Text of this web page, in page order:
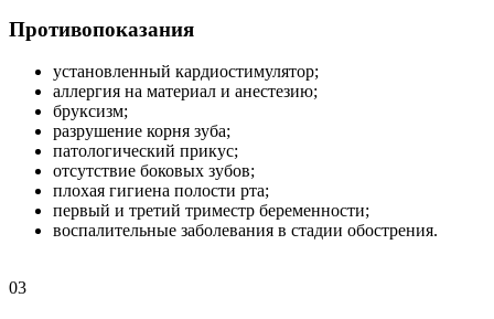
Противопоказания
установленный кардиостимулятор;
аллергия на материал и анестезию;
бруксизм;
разрушение корня зуба;
патологический прикус;
отсутствие боковых зубов;
плохая гигиена полости рта;
первый и третий триместр беременности;
воспалительные заболевания в стадии обострения.
03